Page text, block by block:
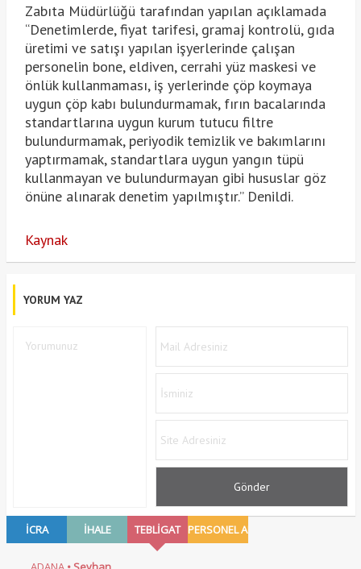
Zabıta Müdürlüğü tarafından yapılan açıklamada
“Denetimlerde, fiyat tarifesi, gramaj kontrolü, gıda
üretimi ve satışı yapılan işyerlerinde çalışan
personelin bone, eldiven, cerrahi yüz maskesi ve
önlük kullanmaması, iş yerlerinde çöp koymaya
uygun çöp kabı bulundurmamak, fırın bacalarında
standartlarına uygun kurum tutucu filtre
bulundurmamak, periyodik temizlik ve bakımlarını
yaptırmamak, standartlara uygun yangın tüpü
kullanmayan ve bulundurmayan gibi hususlar göz
önüne alınarak denetim yapılmıştır.” Denildi.
Kaynak
YORUM YAZ